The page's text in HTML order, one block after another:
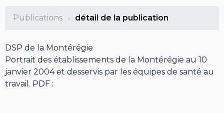
Publications détail de la publication
DSP de la Montérégie
Portrait des établissements de la Montérégie au 10
janvier 2004 et desservis par les équipes de santé au
travail. PDF :